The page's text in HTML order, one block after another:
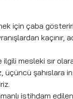
için çaba
kaçınır,
mesleki sır
üçüncü şahıslara
istihdam